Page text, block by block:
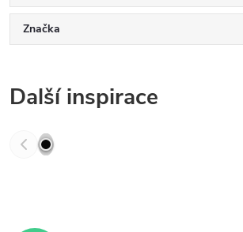
Značka
Další inspirace